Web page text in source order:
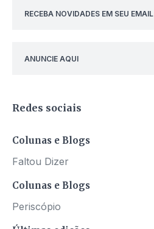
RECEBA NOVIDADES EM SEU EMAIL
ANUNCIE AQUI
Redes sociais
Colunas e Blogs
Faltou Dizer
Colunas e Blogs
Periscópio